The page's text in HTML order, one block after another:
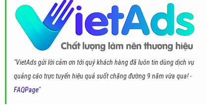
"VietAds gửi lời cảm ơn tới quý khách hàng đã luôn tin dùng dịch vụ
quảng cáo trực tuyến hiệu quả suốt chặng đường 9 năm vừa qua! -
FAQPage"